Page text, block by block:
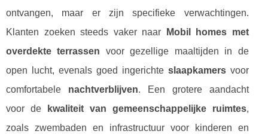
ontvangen, maar er zijn specifieke verwachtingen.
Klanten zoeken steeds vaker naar
Mobil homes met
overdekte terrassen voor gezellige maaltijden in de
open lucht, evenals goed ingerichte slaapkamersvoor
comfortabele nachtverblijven. Een grotere aandacht
voor de
kwaliteit van gemeenschappelijke ruimtes,
zoals zwembaden en infrastructuur voor kinderen en